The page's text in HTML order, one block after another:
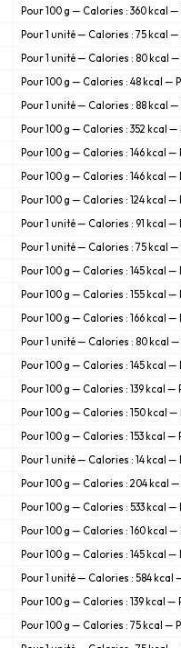
Pour 100 g — Calories : 360 kcal
Pour 1 unité — Calories : 75 kcal —
Pour 1 unité — Calories : 80 kcal
Pour 100 g — Calories : 48 kcal —
Pour 1 unité — Calories : 88 kcal —
Pour 100 g — Calories : 352 kcal —
Pour 100 g — Calories : 146 kcal —
Pour 100 g — Calories : 146 kcal —
Pour 100 g — Calories : 124 kcal —
Pour 1 unité — Calories : 91 kcal
Pour 1 unité — Calories : 75 kcal
Pour 100 g — Calories : 145 kcal —
Pour 100 g — Calories : 155 kcal —
Pour 100 g — Calories : 166 kcal —
Pour 1 unité — Calories : 80 kcal
Pour 100 g — Calories : 145 kcal —
Pour 100 g — Calories : 139 kcal —
Pour 100 g — Calories : 150 kcal —
Pour 100 g — Calories : 153 kcal —
Pour 1 unité — Calories : 14 kcal —
Pour 100 g — Calories : 204 kcal —
Pour 100 g — Calories : 533 kcal
Pour 100 g — Calories : 160 kcal —
Pour 100 g — Calories : 145 kcal —
Pour 1 unité — Calories : 584 kcal
Pour 100 g — Calories : 139 kcal —
Pour 100 g — Calories : 75 kcal —